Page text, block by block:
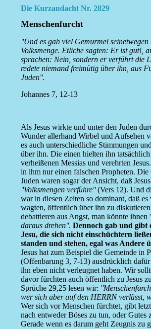
Die Kurzandacht Nr. 2829
Menschenfurcht
''Und es gab viel Gemurmel seinetwegen
Volksmenge. Etliche sagten: Er ist gut!,
sprachen: Nein, sondern er verführt die
redete niemand freimütig über ihn, aus
Juden''.
Johannes 7, 12-13
Als Jesus wirkte und unter den Juden
Wunder allerhand Wirbel und Aufsehen
es auch unterschiedliche Stimmungen
über ihn. Die einen hielten ihn
verheißenen Messias und verehrten
in ihm nur einen falschen Propheten. Die
Juden waren sogar der Ansicht, daß
''Volksmengen verführe''(Vers 12). Und
war in diesen Zeiten so dominant, daß es
wagten, öffentlich über ihn zu
debattieren aus Angst, man könnte ihnen
daraus drehen''. Dennoch gab und gibt
Jesu, die sich nicht einschüchtern
standen und stehen, egal was Andere
Jesus hat zum Beispiel die Gemeinde in
(Offenbarung 3, 7-13) ausdrücklich
ihn eben nicht verleugnet haben. Wir
davor fürchten auch öffentlich zu Jesus
Sprüche 29,25 lesen wir:
wer sich aber auf den HERRN verlässt,
Wer sich vor Menschen fürchtet, gibt
nach entweder Böses zu tun, oder Gutes
Gerade wenn es darum geht Zeugnis zu